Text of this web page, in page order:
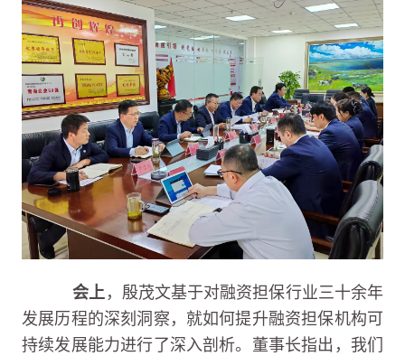
会上，殷茂文基于对融资担保行业三十余年
发展历程的深刻洞察，就如何提升融资担保机构可
持续发展能力进行了深入剖析。董事长指出，我们